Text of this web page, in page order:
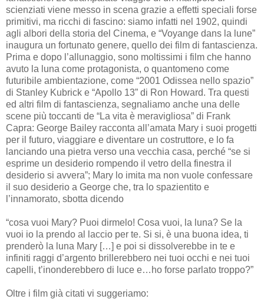
scienziati viene messo in scena grazie a effetti speciali forse
primitivi, ma ricchi di fascino: siamo infatti nel 1902, quindi
agli albori della storia del Cinema, e “Voyange dans la lune”
inaugura un fortunato genere, quello dei film di fantascienza.
Prima e dopo l’allunaggio, sono moltissimi i film che hanno
avuto la luna come protagonista, o quantomeno come
futuribile ambientazione, come “2001 Odissea nello spazio”
di Stanley Kubrick e “Apollo 13” di Ron Howard. Tra questi
ed altri film di fantascienza, segnaliamo anche una delle
scene più toccanti de “La vita è meravigliosa” di Frank
Capra: George Bailey racconta all’amata Mary i suoi progetti
per il futuro, viaggiare e diventare un costruttore, e lo fa
lanciando una pietra verso una vecchia casa, perché “se si
esprime un desiderio rompendo il vetro della finestra il
desiderio si avvera”; Mary lo imita ma non vuole confessare
il suo desiderio a George che, tra lo spazientito e
l’innamorato, sbotta dicendo
“cosa vuoi Mary? Puoi dirmelo! Cosa vuoi, la luna? Se la
vuoi io la prendo al laccio per te. Si si, è una buona idea, ti
prenderò la luna Mary […] e poi si dissolverebbe in te e
infiniti raggi d’argento brillerebbero nei tuoi occhi e nei tuoi
capelli, t’inonderebbero di luce e…ho forse parlato troppo?”
Oltre i film già citati vi suggeriamo: